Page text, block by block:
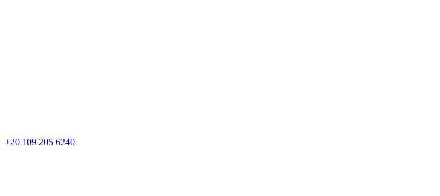
+20 109 205 6240